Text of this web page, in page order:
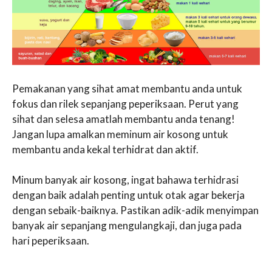
Pemakanan yang sihat amat membantu anda untuk
fokus dan rilek sepanjang peperiksaan. Perut yang
sihat dan selesa amatlah membantu anda tenang!
Jangan lupa amalkan meminum air kosong untuk
membantu anda kekal terhidrat dan aktif.
Minum banyak air kosong, ingat bahawa terhidrasi
dengan baik adalah penting untuk otak agar bekerja
dengan sebaik-baiknya. Pastikan adik-adik menyimpan
banyak air sepanjang mengulangkaji, dan juga pada
hari peperiksaan.